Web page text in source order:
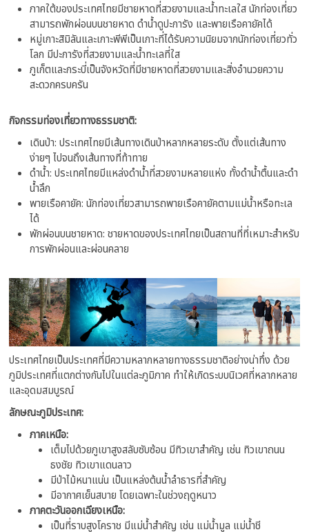
ภาคใต้ของประเทศไทยมีชายหาดที่สวยงามและน้ำทะเลใส นักท่องเที่ยว
สามารถพักผ่อนบนชายหาด ดำน้ำดูปะการัง และพายเรือคายัคได้
หมู่เกาะสิมิลันและเกาะพีพีเป็นเกาะที่ได้รับความนิยมจากนักท่องเที่ยวทั่ว
โลก มีปะการังที่สวยงามและน้ำทะเลที่ใส
ภูเก็ตและกระบี่เป็นจังหวัดที่มีชายหาดที่สวยงามและสิ่งอำนวยความ
สะดวกครบครัน
กิจกรรมท่องเที่ยวทางธรรมชาติ:
เดินป่า: ประเทศไทยมีเส้นทางเดินป่าหลากหลายระดับ ตั้งแต่เส้นทาง
ง่ายๆ ไปจนถึงเส้นทางที่ท้าทาย
ดำน้ำ: ประเทศไทยมีแหล่งดำน้ำที่สวยงามหลายแห่ง ทั้งดำน้ำตื้นและดำ
น้ำลึก
พายเรือคายัค: นักท่องเที่ยวสามารถพายเรือคายัคตามแม่น้ำหรือทะเล
ได้
พักผ่อนบนชายหาด: ชายหาดของประเทศไทยเป็นสถานที่ที่เหมาะสำหรับ
การพักผ่อนและผ่อนคลาย
ประเทศไทยเป็นประเทศที่มีความหลากหลายทางธรรมชาติอย่างน่าทึ่ง ด้วย
ภูมิประเทศที่แตกต่างกันไปในแต่ละภูมิภาค ทำให้เกิดระบบนิเวศที่หลากหลาย
และอุดมสมบูรณ์
ลักษณะภูมิประเทศ:
ภาคเหนือ:
เต็มไปด้วยภูเขาสูงสลับซับซ้อน มีทิวเขาสำคัญ เช่น ทิวเขาถนน
ธงชัย ทิวเขาแดนลาว
มีป่าไม้หนาแน่น เป็นแหล่งต้นน้ำลำธารที่สำคัญ
มีอากาศเย็นสบาย โดยเฉพาะในช่วงฤดูหนาว
ภาคตะวันออกเฉียงเหนือ:
เป็นที่ราบสูงโคราช มีแม่น้ำสำคัญ เช่น แม่น้ำมูล แม่น้ำชี